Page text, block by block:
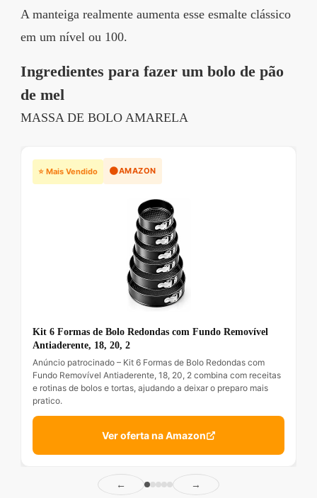
A manteiga realmente aumenta esse esmalte clássico
em um nível ou 100.
Ingredientes para fazer um bolo de pão
de mel
MASSA DE BOLO AMARELA
⭐ Mais Vendido 🟠AMAZON
Kit 6 Formas de Bolo Redondas com Fundo Removível
Antiaderente, 18, 20, 2
Anúncio patrocinado – Kit 6 Formas de Bolo Redondas com
Fundo Removível Antiaderente, 18, 20, 2 combina com receitas
e rotinas de bolos e tortas, ajudando a deixar o preparo mais
pratico.
Ver oferta na Amazon
← →